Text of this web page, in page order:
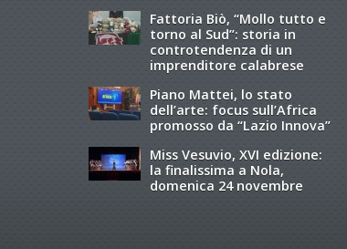
Fattoria Biò, “Mollo tutto e
torno al Sud”: storia in
controtendenza di un
imprenditore calabrese
Piano Mattei, lo stato
dell’arte: focus sull’Africa
promosso da “Lazio Innova”
Miss Vesuvio, XVI edizione:
la finalissima a Nola,
domenica 24 novembre